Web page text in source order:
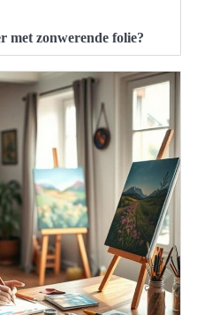
met zonwerende folie?